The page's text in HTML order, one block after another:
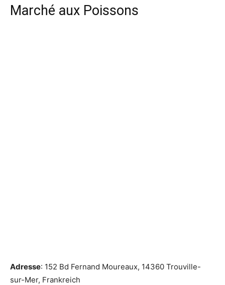
Marché aux Poissons
Adresse: 152 Bd Fernand Moureaux, 14360 Trouville-
sur-Mer, Frankreich